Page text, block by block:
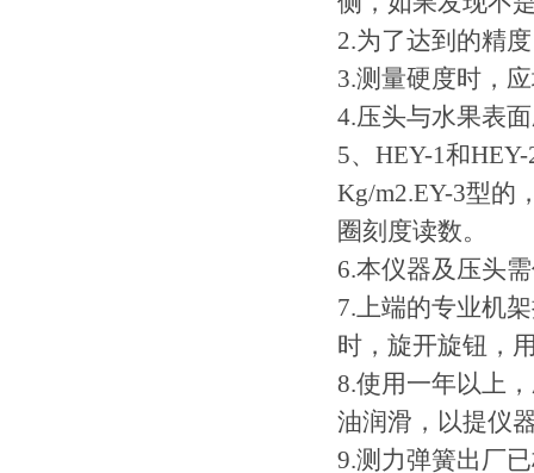
2.为了达到的精
3.测量硬度时，
4.压头与水果表
5、HEY-1和
Kg/m2.EY-3型的
圈刻度读数。
6.本仪器及压头
7.上端的专业机
时，旋开旋钮，
8.使用一年以上
油润滑，以提仪
9.测力弹簧出厂